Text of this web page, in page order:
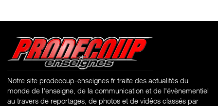
Notre site prodecoup-enseignes.fr traite des actualités du
monde de l'enseigne, de la communication et de l'évènementiel
au travers de reportages, de photos et de vidéos classés par